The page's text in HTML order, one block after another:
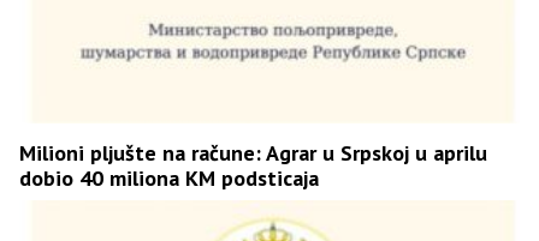
Milioni pljušte na račune: Agrar u Srpskoj u aprilu
dobio 40 miliona KM podsticaja